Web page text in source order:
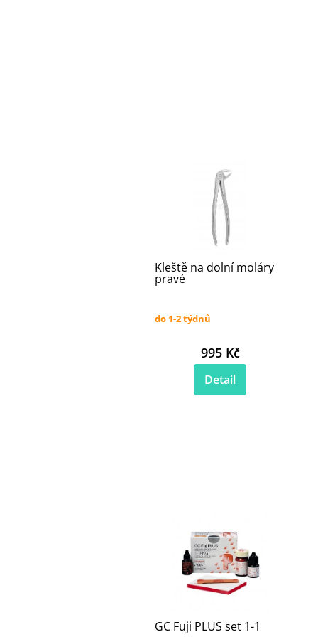
Kleště na dolní moláry
pravé
do 1-2 týdnů
995 Kč
Detail
GC Fuji PLUS set 1-1